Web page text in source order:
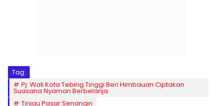
Tag:
Pj. Wali Kota Tebing Tinggi Beri Himbauan Ciptakan
Suasana Nyaman Berbelanja
Tinjau Pasar Senangin